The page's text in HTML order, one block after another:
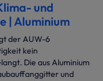
und
| Aluminium
der AUW-6
kein
Die aus Aluminium
und